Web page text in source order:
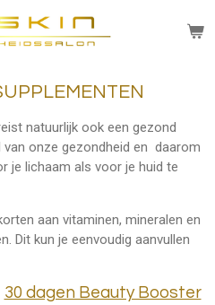
natuurlijk ook een gezond
van onze gezondheid en daarom
je lichaam als voor je huid te
aan vitaminen, mineralen en
Dit kun je eenvoudig aanvullen
30 dagen Beauty Booster